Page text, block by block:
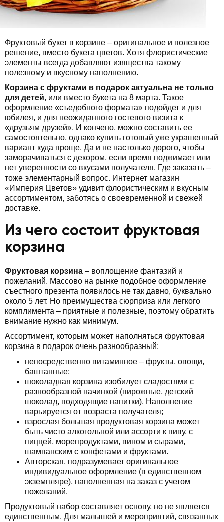
Фруктовый букет в корзине – оригинальное и полезное
решение, вместо букета цветов. Хотя флористические
элементы всегда добавляют изящества такому
полезному и вкусному наполнению.
Корзина с фруктами в подарок актуальна не только
для детей, или вместо букета на 8 марта. Такое
оформление «съедобного формата» подойдет и для
юбилея, и для неожиданного гостевого визита к
«друзьям друзей». И кончено, можно составить ее
самостоятельно, однако купить готовый уже украшенный
вариант куда проще. Да и не настолько дорого, чтобы
заморачиваться с декором, если время поджимает или
нет уверенности со вкусами получателя. Где заказать –
тоже элементарный вопрос. Интернет магазин
«Империя Цветов» удивит флористическим и вкусным
ассортиментом, заботясь о своевременной и свежей
доставке.
Из чего состоит фруктовая
корзина
Фруктовая корзина – воплощение фантазий и
пожеланий. Массово на рынке подобное оформление
съестного презента появилось не так давно, буквально
около 5 лет. Но преимущества сюрприза или легкого
комплимента – приятные и полезные, поэтому обратить
внимание нужно как минимум.
Ассортимент, которым может наполняться фруктовая
корзина в подарок очень разнообразный:
непосредственно витаминное – фрукты, овощи,
баштанные;
шоколадная корзина изобилует сладостями с
разнообразной начинкой (пирожные, детский
шоколад, подходящие напитки). Наполнение
варьируется от возраста получателя;
взрослая большая продуктовая корзина может
быть чисто алкогольной или ассорти к пиву, с
пиццей, морепродуктами, вином и сырами,
шампанским с конфетами и фруктами.
Авторская, подразумевает оригинальное
индивидуальное оформление (в единственном
экземпляре), наполненная на заказ с учетом
пожеланий.
Продуктовый набор составляет основу, но не является
единственным. Для малышей и мероприятий, связанных